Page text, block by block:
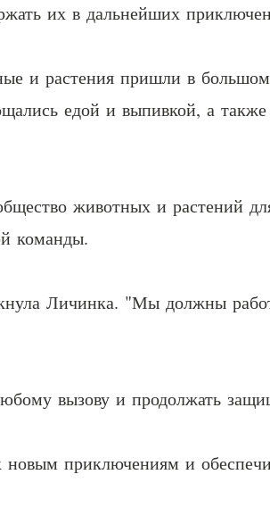
их в дальнейших
и растения пришли в большом
едой и выпивкой, а
животных и растений
команды.
Личинка. "Мы должны
вызову и продолжать
приключениям и